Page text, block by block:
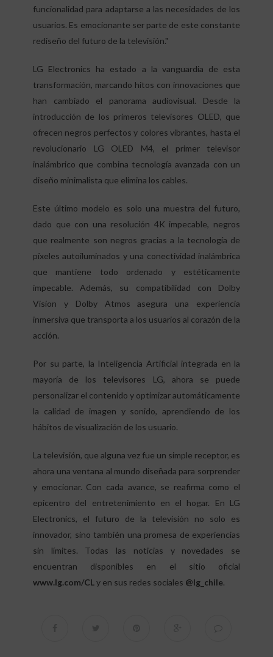
funcionalidad para adaptarse a las necesidades de los
usuarios. Es emocionante ser parte de este constante
rediseño del futuro de la televisión."
LG Electronics ha estado a la vanguardia de esta
transformación, marcando hitos con innovaciones que
han cambiado el panorama audiovisual. Desde la
introducción de los primeros televisores OLED, que
ofrecen negros perfectos y colores vibrantes, hasta el
revolucionario LG OLED M4, el primer televisor
inalámbrico que combina tecnología avanzada con un
diseño minimalista que elimina los cables.
Este último modelo es solo una muestra del futuro,
dado que con una resolución 4K impecable, negros
que realmente son negros gracias a la tecnología de
píxeles autoiluminados y una conectividad inalámbrica
que mantiene todo ordenado y estéticamente
impecable. Además, su compatibilidad con Dolby
Vision y Dolby Atmos asegura una experiencia
inmersiva que transporta a los usuarios al corazón de la
acción.
Por su parte, la Inteligencia Artificial integrada en la
mayoría de los televisores LG, ahora se puede
personalizar el contenido y optimizar automáticamente
la calidad de imagen y sonido, aprendiendo de los
hábitos de visualización de los usuario.
La televisión, que alguna vez fue un simple receptor, es
ahora una ventana al mundo diseñada para sorprender
y emocionar. Con cada avance, se reafirma como el
epicentro del entretenimiento en el hogar. En LG
Electronics, el futuro de la televisión no solo es
innovador, sino también una promesa de experiencias
sin límites. Todas las noticias y novedades se
encuentran disponibles en el sitio oficial
www.lg.com/CL y en sus redes sociales @lg_chile.